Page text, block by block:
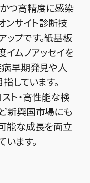
つ高精度に感染
ンサイト診断技
プです。紙基板
イムノアッセイを
病早期発見や人
しています。
ト・高性能な検
新興国市場にも
能な成長を両立
ます。